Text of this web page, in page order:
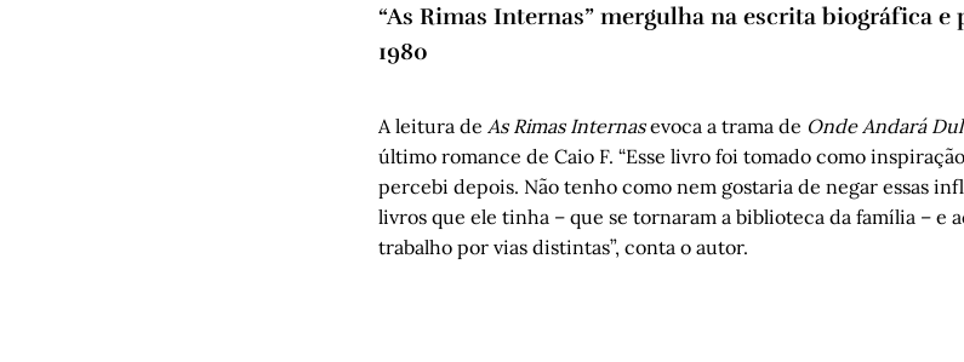
“As Rimas Internas” mergulha na escrita biográfica e
1980
A leitura de As Rimas Internasevoca a trama de Onde Andará
último romance de Caio F. “Esse livro foi tomado como
percebi depois. Não tenho como nem gostaria de negar essas
livros que ele tinha – que se tornaram a biblioteca da família – e
trabalho por vias distintas”, conta o autor.